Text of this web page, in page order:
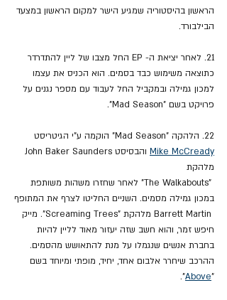
הראשון בהיסטוריה שמגיע הישר למקום הראשון במצעד
הבילבורד.
21. לאחר יציאת ה- EP החל מצבו של ליין להתדרדר
כתוצאה משימוש כבד בסמים. הוא הכניס את עצמו
למכון גמילה ובמקביל החל לעבוד עם מספר נגנים על
פרויקט בשם "Mad Season".
22. הלהקה "Mad Season" הוקמה ע"י הגיטריסט
Mike McCready
מלהקת
"The Walkabouts" לאחר שחזרו משהות משותפת
במכון גמילה מסמים. השניים החליטו לצרף את המתופף
Barrett Martin מלהקת "Screaming Trees". מייק
חיפש זמר, והוא חשב שזה יעזור מאוד לליין להיות
בחברת אנשים שנגמלו על מנת להתאושש מהסמים.
ההרכב שיחרר אלבום אחד, יחיד, מופתי ומיוחד בשם
"
Above
".